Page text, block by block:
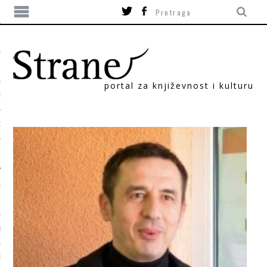
portal za književnost i kulturu